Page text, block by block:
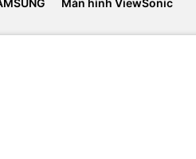
Màn hình ViewSonic